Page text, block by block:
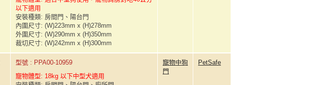
以下適用
安裝種類: 房間門、陽台門
內圍尺寸: (W)223mm x (H)278mm
外圍尺寸: (W)290mm x (H)350mm
裁切尺寸: (W)242mm x (H)300mm
型號 : PPA00-10959
寵物體型: 18kg 以下中型犬適用
寵物中狗
門
PetSafe